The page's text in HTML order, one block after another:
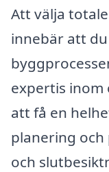
Att välja
innebär att
expertis inom
att få en
planering
och